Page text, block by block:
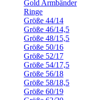
Gold Armbänder
Ringe
Größe 44/14
Größe 46/14,5
Größe 48/15,5
Größe 50/16
Größe 52/17
Größe 54/17,5
Größe 56/18
Größe 58/18,5
Größe 60/19